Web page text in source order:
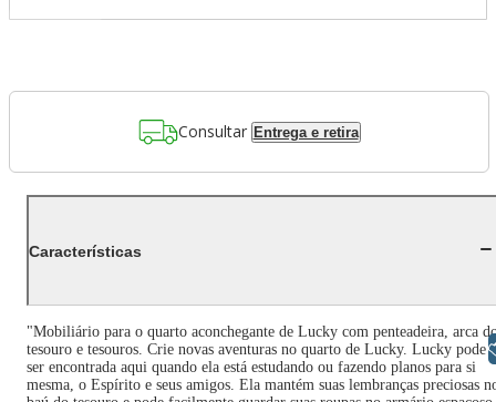
Consultar Entrega e retira
Características
"Mobiliário para o quarto aconchegante de Lucky com penteadeira, arca
tesouro e tesouros. Crie novas aventuras no quarto de Lucky. Lucky pode
ser encontrada aqui quando ela está estudando ou fazendo planos para si
mesma, o Espírito e seus amigos. Ela mantém suas lembranças preciosas
Libras